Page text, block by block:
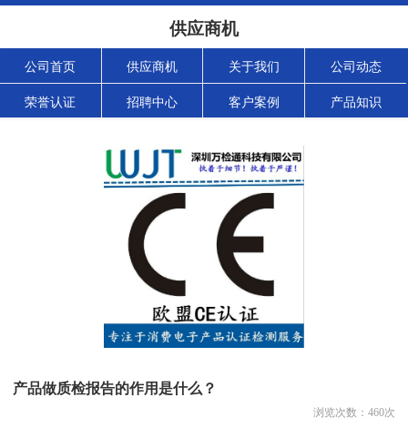
供应商机
公司首页 供应商机 关于我们 公司动态
荣誉认证 招聘中心 客户案例 产品知识
产品做质检报告的作用是什么？
浏览次数： 460次